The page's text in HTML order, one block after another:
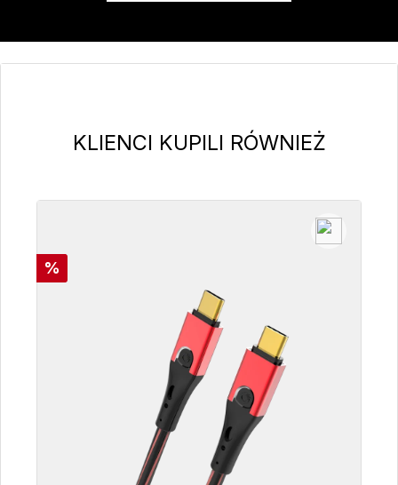
Pomiń galerię produktów
KLIENCI KUPILI RÓWNIEŻ
Rabat
%